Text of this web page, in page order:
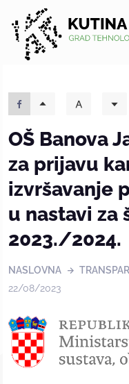
Kutina
OŠ Banova
za prijavu
izvršavanje
u nastavi za
2023./2024.
NASLOVNA
22/08/2023